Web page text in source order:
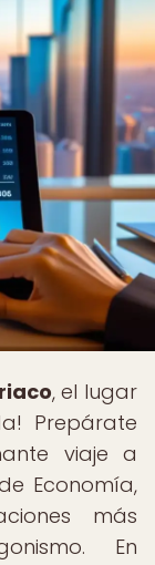
, el lugar
Prepárate
viaje a
Economía,
más
En